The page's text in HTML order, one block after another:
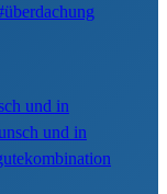
und in